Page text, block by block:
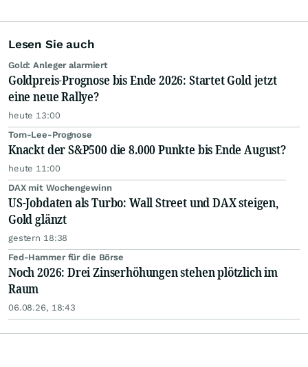
Lesen Sie auch
Gold: Anleger alarmiert
Goldpreis-Prognose bis Ende 2026: Startet Gold jetzt
eine neue Rallye?
heute 13:00
Tom-Lee-Prognose
Knackt der S&P500 die 8.000 Punkte bis Ende August?
heute 11:00
DAX mit Wochengewinn
US-Jobdaten als Turbo: Wall Street und DAX steigen,
Gold glänzt
gestern 18:38
Fed-Hammer für die Börse
Noch 2026: Drei Zinserhöhungen stehen plötzlich im
Raum
06.08.26, 18:43